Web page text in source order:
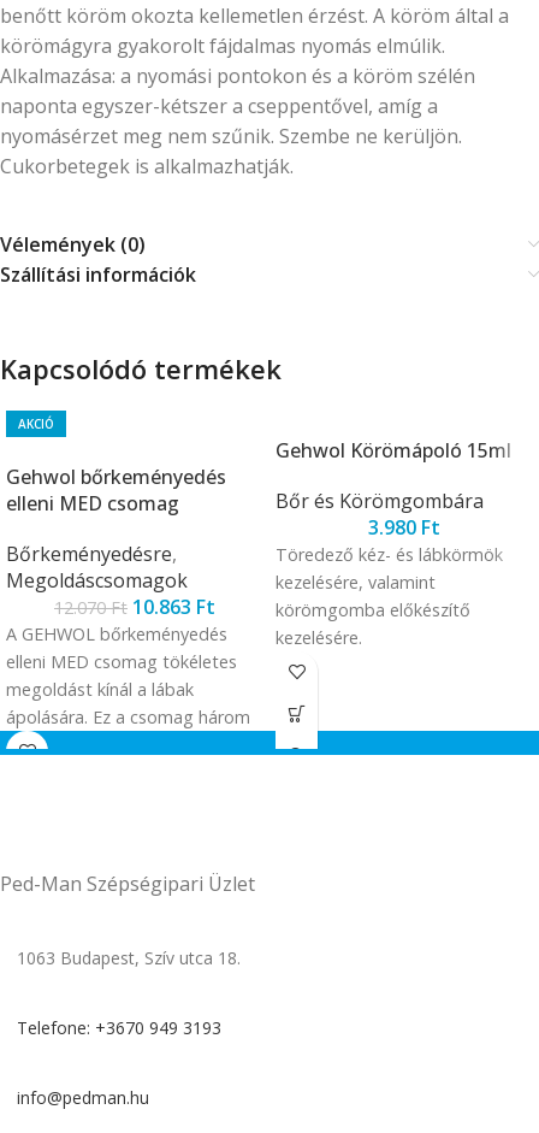
benőtt köröm okozta kellemetlen érzést. A köröm által a
körömágyra gyakorolt fájdalmas nyomás elmúlik.
Alkalmazása: a nyomási pontokon és a köröm szélén
naponta egyszer-kétszer a cseppentővel, amíg a
nyomásérzet meg nem szűnik. Szembe ne kerüljön.
Cukorbetegek is alkalmazhatják.
Vélemények (0)
Szállítási információk
Kapcsolódó termékek
AKCIÓ
Gehwol bőrkeményedés
elleni MED csomag
Bőrkeményedésre,
Megoldáscsomagok
12.070Ft 10.863 Ft
A GEHWOL bőrkeményedés
elleni MED csomag tökéletes
megoldást kínál a lábak
ápolására. Ez a csomag három
különleges terméket tartalmaz,
elleni MED csomag nem csak a
megoldást kínál a lábak
megőrzésére.
Gehwol Körömápoló 15ml
Bőr és Körömgombára
3.980 Ft
Töredező kéz- és lábkörmök
kezelésére, valamint
körömgomba előkészítő
kezelésére.
Ped-Man Szépségipari Üzlet
1063 Budapest, Szív utca 18.
Telefone: +3670 949 3193
info@pedman.hu